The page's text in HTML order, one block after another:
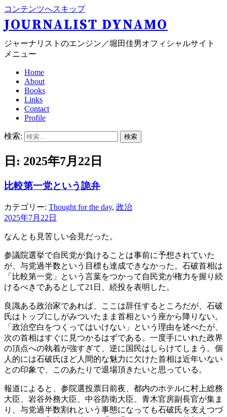
コンテンツへスキップ
JOURNALIST DYNAMO
ジャーナリストのエンジン／堀田佳男オフィシャルサイト
メニュー
Home
About
Books
Links
Contact
Profile
検索:
日: 2025年7月22日
比較第一党という詭弁
カテゴリー: Thought for the day, 政治
2025年7月22日
なんとも見苦しい会見だった。
参議院選挙で自民党が負けることは事前に予想されていた
が、与党過半数という目標も達成できなかった。石破首相は
「比較第一党」という言葉をつかって自民党が権力を握り続
けるべきであるとして21日、続投を表明した。
良識ある政治家であれば、ここは辞任するところだが、石破
氏はトップにしがみついたまま首相という座から降りない。
「政治空白をつくってはいけない」という理由を述べたが、
次の首相はすぐに見つかるはずである。一度手にいれた政界
の頂点への執着が強すぎて、逆に国民はしらけてしまう。個
人的には石破氏ほど人間的な魅力に欠けた首相は近年いない
との印象で、このあたりで退場頂きたいと思っている。
報道によると、参院選投票日前夜、都内のホテルに村上総務
大臣、岩谷外務大臣、中谷防衛大臣、青木官房副長官が集ま
り、与党過半数割れという事態になっても石破氏を支えつづ